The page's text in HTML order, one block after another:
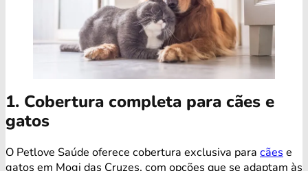
1. Cobertura completa para cães e
gatos
O Petlove Saúde oferece cobertura exclusiva para cães e
gatos em Mogi das Cruzes, com opções que se adaptam às